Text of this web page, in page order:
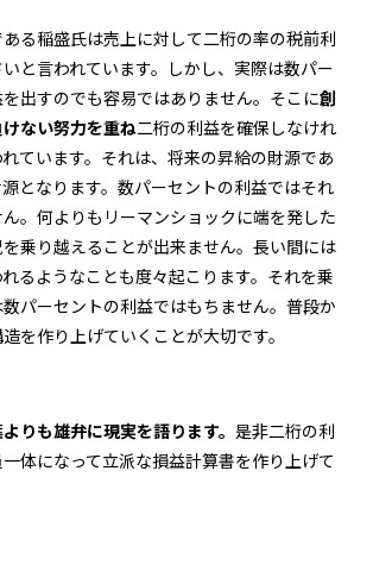
る稲盛氏は売上に対して二桁の率の税前利
と言われています。しかし、実際は数パー
出すのでも容易ではありません。そこに創
ない努力を重ね二桁の利益を確保しなけれ
ています。それは、将来の昇給の財源であ
となります。数パーセントの利益ではそれ
。何よりもリーマンショックに端を発した
乗り越えることが出来ません。長い間には
れるようなことも度々起こります。それを乗
パーセントの利益ではもちません。普段か
を作り上げていくことが大切です。
りも雄弁に現実を語ります。 是非二桁の利
体になって立派な損益計算書を作り上げて